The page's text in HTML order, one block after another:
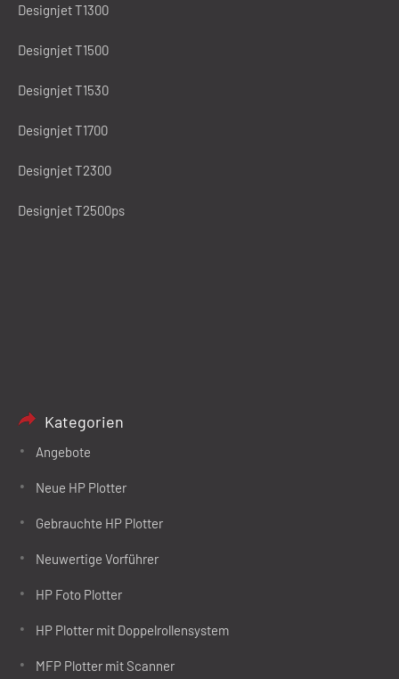
Designjet T1300
Designjet T1500
Designjet T1530
Designjet T1700
Designjet T2300
Designjet T2500ps
Kategorien
Angebote
Neue HP Plotter
Gebrauchte HP Plotter
Neuwertige Vorführer
HP Foto Plotter
HP Plotter mit Doppelrollensystem
MFP Plotter mit Scanner